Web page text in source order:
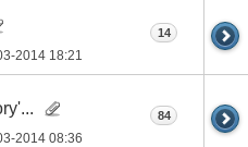
2014 18:21
14
2014 08:36
84